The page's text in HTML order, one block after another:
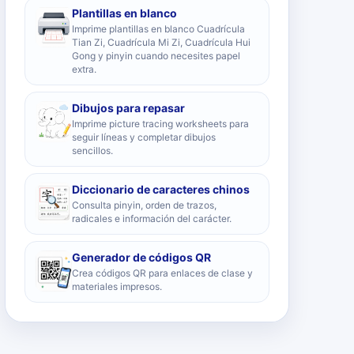
Plantillas en blanco
Imprime plantillas en blanco Cuadrícula
Tian Zi, Cuadrícula Mi Zi, Cuadrícula Hui
Gong y pinyin cuando necesites papel
extra.
Dibujos para repasar
Imprime picture tracing worksheets para
seguir líneas y completar dibujos
sencillos.
Diccionario de caracteres chinos
Consulta pinyin, orden de trazos,
radicales e información del carácter.
Generador de códigos QR
Crea códigos QR para enlaces de clase y
materiales impresos.